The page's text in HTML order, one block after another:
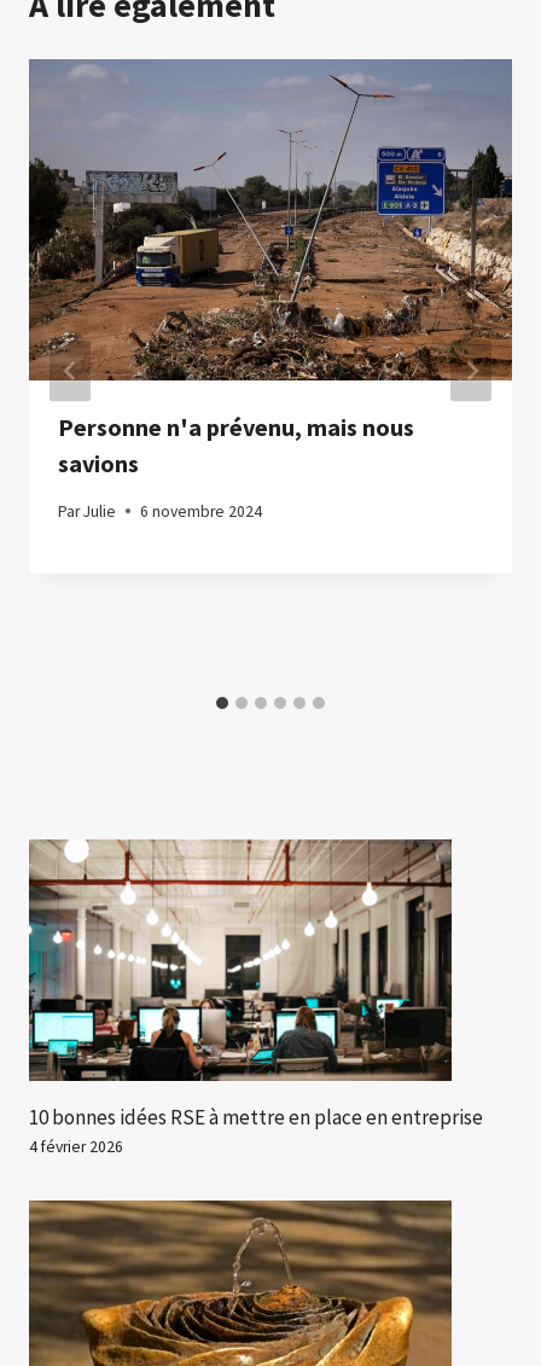
Personne n'a prévenu, mais nous
savions
ParJulie 6 novembre 2024
10 bonnes idées RSE à mettre en place en entreprise
4 février 2026